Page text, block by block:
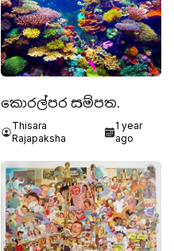
කොරල්පර සම්පත.
Thisara
Rajapaksha
1 year
ago